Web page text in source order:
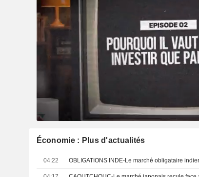
Économie : Plus d'actualités
04:22